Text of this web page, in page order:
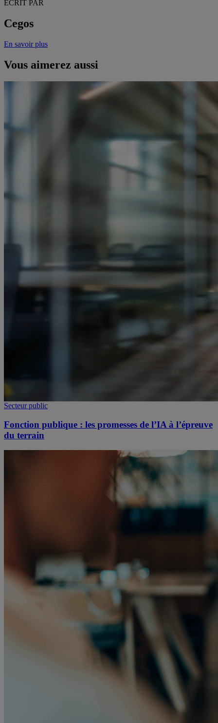
ECRIT PAR
Cegos
En savoir plus
Vous aimerez aussi
Secteur public
Fonction publique : les promesses de l’IA à l’épreuve
du terrain